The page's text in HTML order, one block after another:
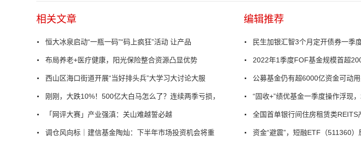
相关文章
恒大冰泉启动“一瓶一码”“码上疯狂”活动 让产品
布局养老+医疗健康，阳光保险整合资源凸显优势
西山区海口街道开展“当好排头兵”大学习大讨论大服
刚刚，大跌10%！500亿大白马怎么了？连续两季亏损，
「网评大赛」产业强滇：关山难越誓必越
调仓风向标｜建信基金陶灿：下半年市场投资机会将重
编辑推荐
民生加银汇智3个月定开债券一季
2022年1季度FOF基金规模首超
公募基金仍有超6000亿资金可动
“固收+”绩优基金一季度操作浮现
全国首单银行间住房租赁类REITS
资金“避震”，短融ETF（511360）